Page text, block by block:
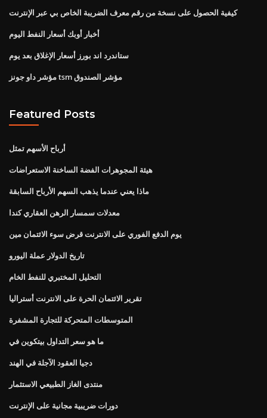
كيفية الحصول على نسخة من رقم معرف الضريبة الخاص بي عبر الإنترنت
أخبار أوبك أسعار النفط اليوم
ستاندرد اند بورز أسعار الإغلاق بعد يوم
مؤشر داو جونز tsm مؤشر الصندوق
Featured Posts
أرباح الأسهم تمثل
هيئة المجوهرات الفضة الساخنة الاستعراضات
ماذا يعني عندما يذهب السهم الأرباح السابقة
معدلات سمسار الرهن العقاري كندا
يوم الدفع الفوري على الانترنت قرض سوء الائتمان مين
تاريخ الدولار عملة اليورو
التحليل المختبري للنفط الخام
تقرير الائتمان الحرة على الانترنت أستراليا
المتوسطات المتحركة للتجارة المشفرة
ما هو سعر التداول بيتكوين في
دجيا العقود الآجلة في الهند
منتدى الغاز الطبيعي الاستثمار
دورات ضريبية مجانية على الإنترنت